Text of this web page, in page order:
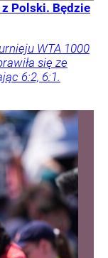
Polski. Będzie
WTA 1000
się ze
6:2, 6:1.